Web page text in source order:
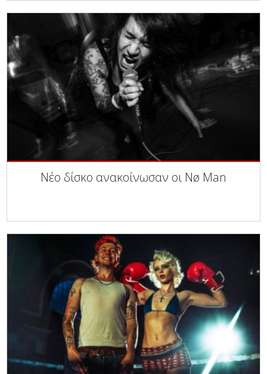
Νέο δίσκο ανακοίνωσαν οι Nø Man